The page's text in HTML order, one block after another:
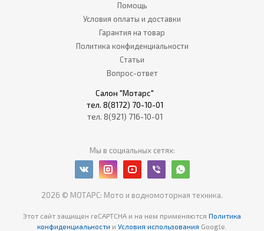
Помощь
Условия оплаты и доставки
Гарантия на товар
Политика конфиденциальности
Статьи
Вопрос-ответ
Салон "Мотарс"
тел. 8(8172) 70-10-01
тел. 8(921) 716-10-01
Мы в социальных сетях:
2026 © МОТАРС: Мото и водномоторная техника.
Этот сайт защищен reCAPTCHA и на нем применяются Политика
конфиденциальности и Условия использования Google.